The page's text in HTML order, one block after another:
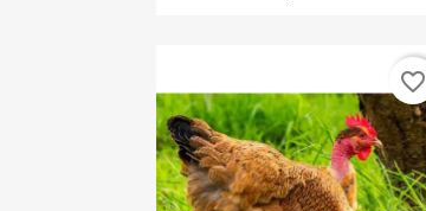
favorite_border